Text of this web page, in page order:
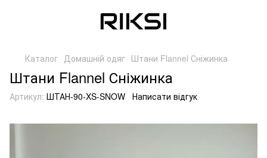
Каталог Домашній одяг Штани Flannel Сніжинка
Штани Flannel Сніжинка
Артикул: ШТАН-90-XS-SNOW Написати відгук